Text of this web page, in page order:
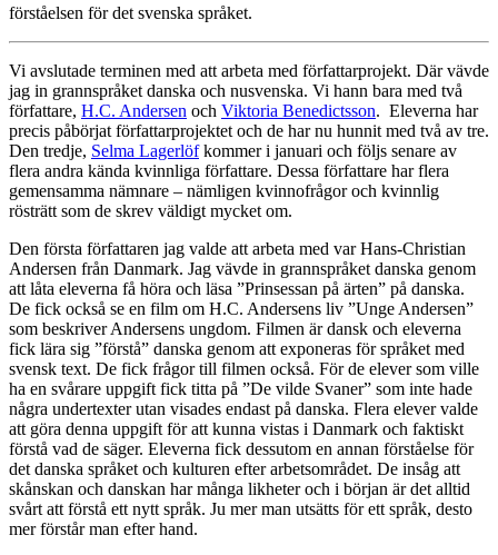
förståelsen för det svenska språket.
Vi avslutade terminen med att arbeta med författarprojekt. Där vävde
jag in grannspråket danska och nusvenska. Vi hann bara med två
författare, H.C. Andersen och Viktoria Benedictsson. Eleverna har
precis påbörjat författarprojektet och de har nu hunnit med två av tre.
Den tredje, Selma Lagerlöfkommer i januari och följs senare av
flera andra kända kvinnliga författare. Dessa författare har flera
gemensamma nämnare – nämligen kvinnofrågor och kvinnlig
rösträtt som de skrev väldigt mycket om.
Den första författaren jag valde att arbeta med var Hans-Christian
Andersen från Danmark. Jag vävde in grannspråket danska genom
att låta eleverna få höra och läsa ”Prinsessan på ärten” på danska.
De fick också se en film om H.C. Andersens liv ”Unge Andersen”
som beskriver Andersens ungdom. Filmen är dansk och eleverna
fick lära sig ”förstå” danska genom att exponeras för språket med
svensk text. De fick frågor till filmen också. För de elever som ville
ha en svårare uppgift fick titta på ”De vilde Svaner” som inte hade
några undertexter utan visades endast på danska. Flera elever valde
att göra denna uppgift för att kunna vistas i Danmark och faktiskt
förstå vad de säger. Eleverna fick dessutom en annan förståelse för
det danska språket och kulturen efter arbetsområdet. De insåg att
skånskan och danskan har många likheter och i början är det alltid
svårt att förstå ett nytt språk. Ju mer man utsätts för ett språk, desto
mer förstår man efter hand.